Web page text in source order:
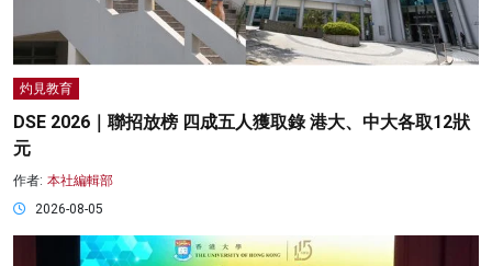
灼見教育
DSE 2026｜聯招放榜 四成五人獲取錄 港大、中大各取12狀
元
作者: 本社編輯部
2026-08-05